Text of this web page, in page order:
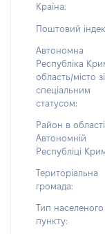
Країна:
Поштовий
Автономна
Республіка
область/місто зі
спеціальним
статусом:
Район в
Автономній
Республіці
Територіальна
громада:
Тип населеного
пункту: